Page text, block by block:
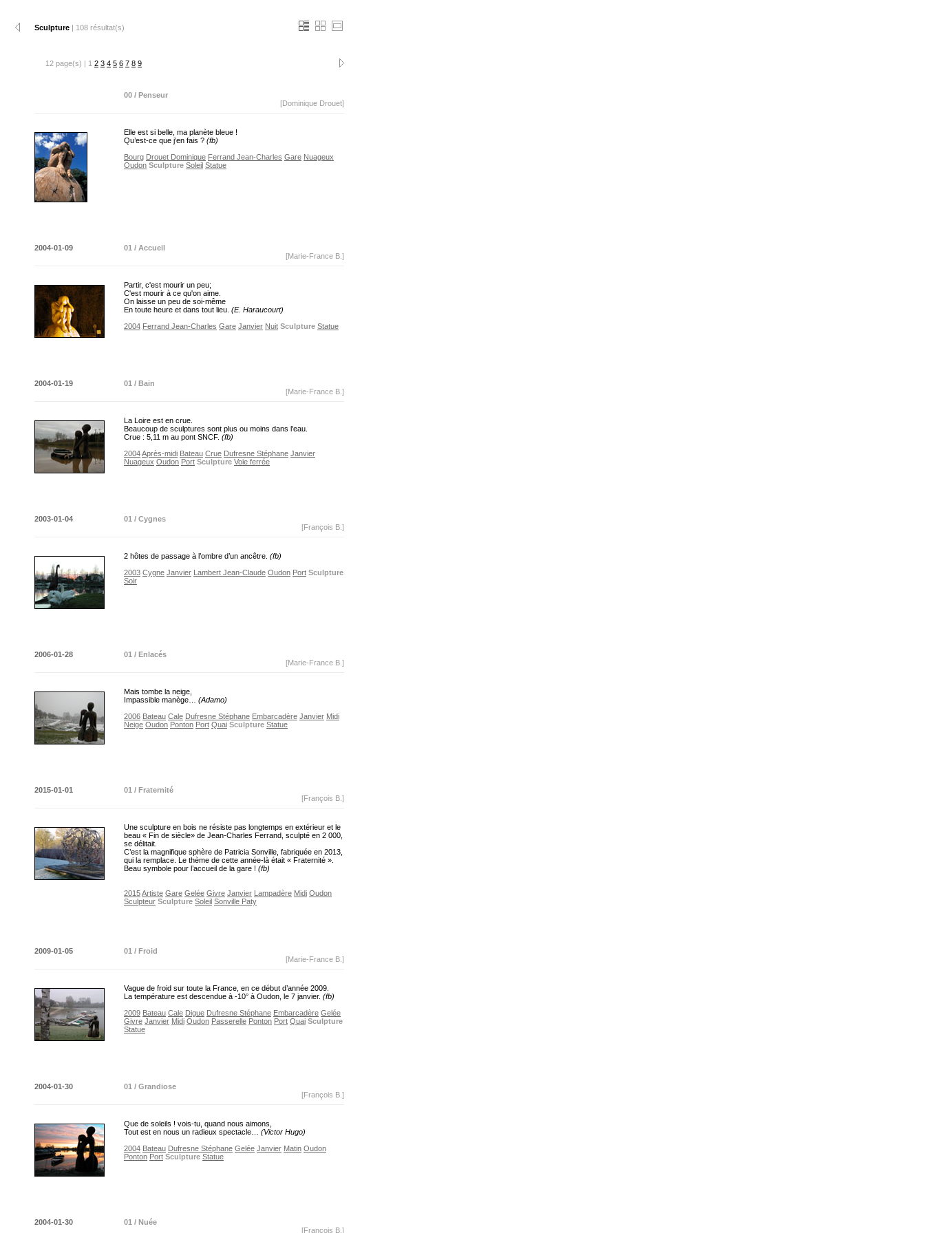
Sculpture | 108 résultat(s)
12 page(s) | 1 2 3 4 5 6 7 8 9
00 / Penseur
[Dominique Drouet]
Elle est si belle, ma planète bleue !
Qu’est-ce que j’en fais ? (fb)
Bourg Drouet Dominique Ferrand Jean-Charles Gare Nuageux
Oudon Sculpture Soleil Statue
2004-01-09
01 / Accueil
[Marie-France B.]
Partir, c'est mourir un peu;
C'est mourir à ce qu'on aime.
On laisse un peu de soi-même
En toute heure et dans tout lieu. (E. Haraucourt)
2004 Ferrand Jean-Charles Gare Janvier Nuit Sculpture Statue
2004-01-19
01 / Bain
[Marie-France B.]
La Loire est en crue.
Beaucoup de sculptures sont plus ou moins dans l'eau.
Crue : 5,11 m au pont SNCF. (fb)
2004Après-midi Bateau Crue Dufresne Stéphane Janvier
Nuageux Oudon Port Sculpture Voie ferrée
2003-01-04
01 / Cygnes
[François B.]
2 hôtes de passage à l’ombre d’un ancêtre. (fb)
2003 Cygne Janvier Lambert Jean-Claude Oudon Port Sculpture
Soir
2006-01-28
01 / Enlacés
[Marie-France B.]
Mais tombe la neige,
Impassible manège… (Adamo)
2006 Bateau Cale Dufresne Stéphane Embarcadère Janvier Midi
Neige Oudon Ponton Port Quai Sculpture Statue
2015-01-01
01 / Fraternité
[François B.]
Une sculpture en bois ne résiste pas longtemps en extérieur et le
beau « Fin de siècle» de Jean-Charles Ferrand, sculpté en 2 000,
se délitait.
C’est la magnifique sphère de Patricia Sonville, fabriquée en 2013,
qui la remplace. Le thème de cette année-là était « Fraternité ».
Beau symbole pour l’accueil de la gare ! (fb)
2015Artiste Gare Gelée Givre Janvier Lampadère Midi Oudon
Sculpteur Sculpture Soleil Sonville Paty
2009-01-05
01 / Froid
[Marie-France B.]
Vague de froid sur toute la France, en ce début d’année 2009.
La température est descendue à -10° à Oudon, le 7 janvier. (fb)
2009 Bateau Cale Digue Dufresne Stéphane Embarcadère Gelée
Givre Janvier Midi Oudon Passerelle Ponton Port Quai Sculpture
Statue
2004-01-30
01 / Grandiose
[François B.]
Que de soleils ! vois-tu, quand nous aimons,
Tout est en nous un radieux spectacle… (Victor Hugo)
2004 Bateau Dufresne Stéphane Gelée Janvier Matin Oudon
Ponton Port Sculpture Statue
2004-01-30
01 / Nuée
[François B.]